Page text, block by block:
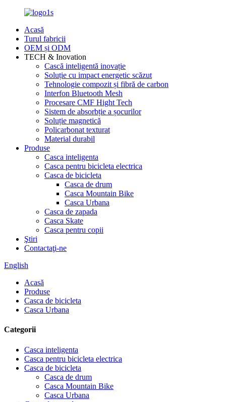
Acasă
Turul fabricii
OEM și ODM
TECH & Inovation
Cască inteligentă inovație
Soluție cu impact energetic scăzut
Tehnologie compozit și fibră de carbon
Interfon Bluetooth Mesh
Procesare CMF Hight Tech
Sistem de absorbție a șocurilor
Soluție magnetică
Policarbonat texturat
Material durabil
Produse
Casca inteligenta
Casca pentru bicicleta electrica
Casca de bicicleta
Casca de drum
Casca Mountain Bike
Casca Urbana
Casca de zapada
Casca Skate
Casca pentru copii
Ştiri
Contactaţi-ne
English
Acasă
Produse
Casca de bicicleta
Casca Urbana
Categorii
Casca inteligenta
Casca pentru bicicleta electrica
Casca de bicicleta
Casca de drum
Casca Mountain Bike
Casca Urbana